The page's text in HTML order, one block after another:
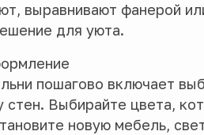
выравнивают фанерой
для уюта.
пошагово включает
стен. Выбирайте цвета,
новую мебель,